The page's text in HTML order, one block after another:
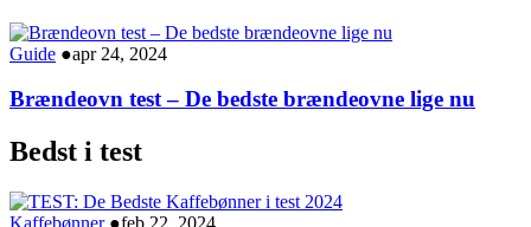
Guide ●apr 24, 2024
Brændeovn test – De bedste brændeovne lige nu
Bedst i test